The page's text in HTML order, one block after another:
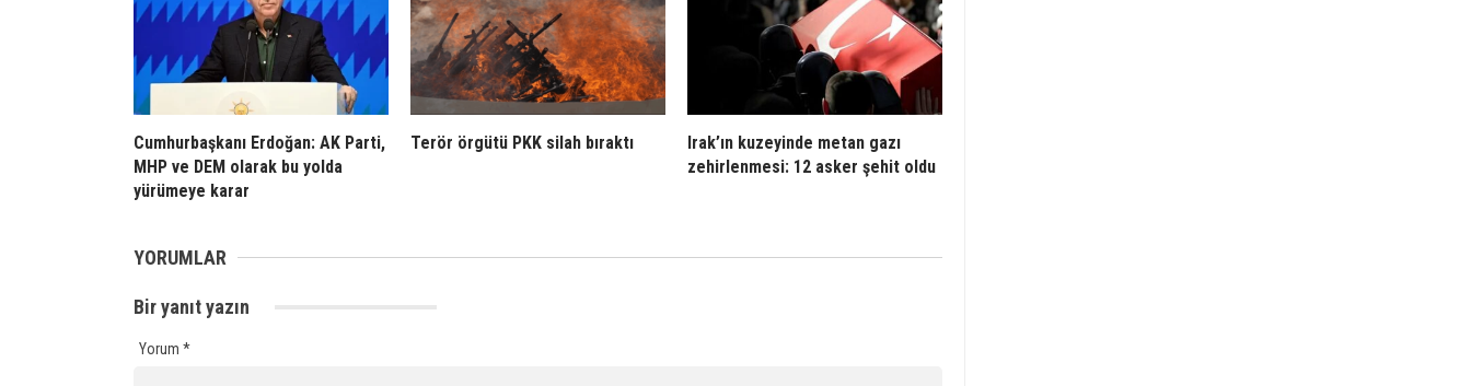
Cumhurbaşkanı Erdoğan: AK Parti,
MHP ve DEM olarak bu yolda
yürümeye karar
Terör örgütü PKK silah bıraktı
Irak’ın kuzeyinde metan gazı
zehirlenmesi: 12 asker şehit oldu
YORUMLAR
Bir yanıt yazın
Yorum *